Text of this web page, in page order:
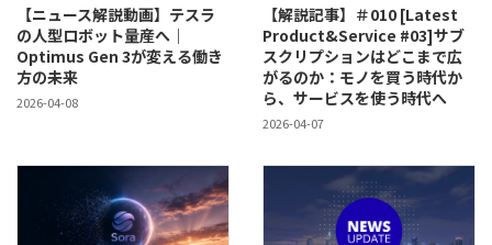
【ニュース解説動画】テスラ
の人型ロボット量産へ｜
Optimus Gen 3が変える働き
方の未来
2026-04-08
【解説記事】＃010 [Latest
Product&Service #03]サブ
スクリプションはどこまで広
がるのか：モノを買う時代か
ら、サービスを使う時代へ
2026-04-07